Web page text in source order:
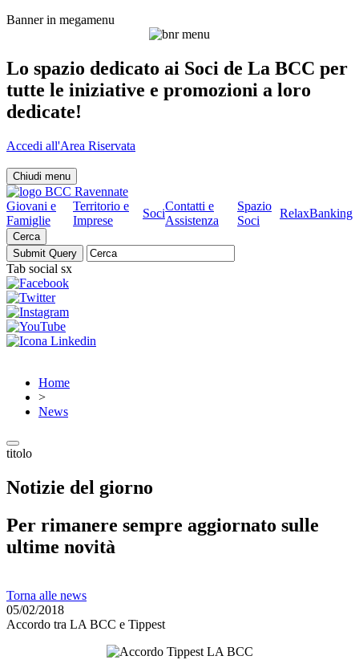
Banner in megamenu
Lo spazio dedicato ai Soci de La BCC per
tutte le iniziative e promozioni a loro
dedicate!
Accedi all'Area Riservata
Chiudi menu
Giovani e
Famiglie
Territorio e
Imprese
Soci
Contatti e
Assistenza
Spazio
Soci
RelaxBanking
Cerca
Tab social sx
Home
>
News
titolo
Notizie del giorno
Per rimanere sempre aggiornato sulle
ultime novità
Torna alle news
05/02/2018
Accordo tra LA BCC e Tippest